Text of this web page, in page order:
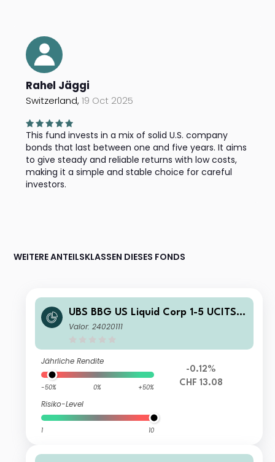
Rahel Jäggi
Switzerland,19 Oct 2025
This fund invests in a mix of solid U.S. company
bonds that last between one and five years. It aims
to give steady and reliable returns with low costs,
making it a simple and stable choice for careful
investors.
WEITERE ANTEILSKLASSEN DIESES FONDS
UBS BBG US Liquid Corp 1-5 UCITS E
TF hCHF acc
Valor: 24020111
Jährliche Rendite
-50% 0% +50%
Risiko-Level
1 10
-0.12%
CHF 13.08